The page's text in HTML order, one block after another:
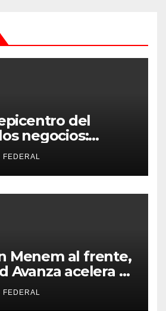
del
negocios:
que promete
la economía
un evento sin
en La Rioja
FEDERAL
Menem al frente,
Avanza acelera su
La Rioja y
en Aimogasta
FEDERAL